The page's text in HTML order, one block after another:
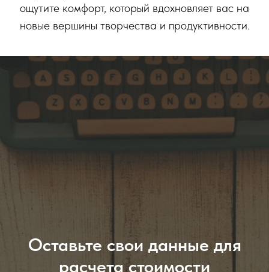
ощутите комфорт, который вдохновляет вас на
новые вершины творчества и продуктивности.
Оставьте свои данные для
расчета стоимости